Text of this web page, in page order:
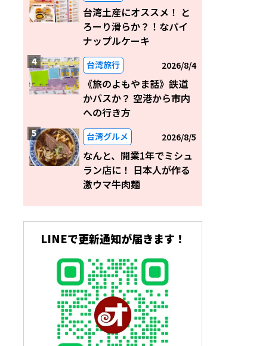
台湾土産にオススメ！ と
ろーり滑らか？！なパイ
ナップルケーキ
台湾旅行 2026/8/4
《旅のよもやま話》鉄道
かバスか？ 空港から市内
への行き方
台湾グルメ 2026/8/5
なんと、開業1年でミシュ
ラン店に！ 日本人が作る
激ウマ牛肉麺
LINEで更新通知が届きます！